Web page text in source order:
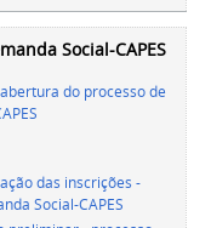
Social-CAPES
do processo de
das inscrições -
Social-CAPES